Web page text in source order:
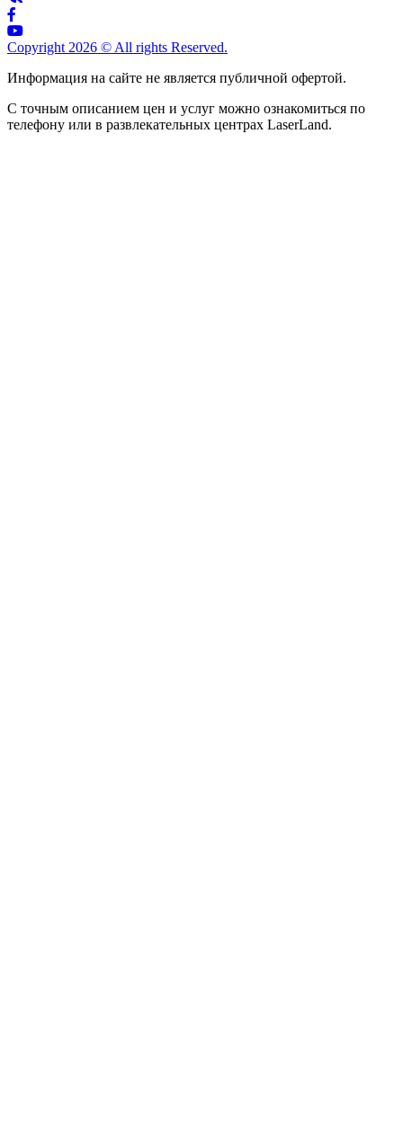
Copyright 2026 © All rights Reserved.
Информация на сайте не является публичной офертой.
С точным описанием цен и услуг можно ознакомиться по
телефону или в развлекательных центрах LaserLand.